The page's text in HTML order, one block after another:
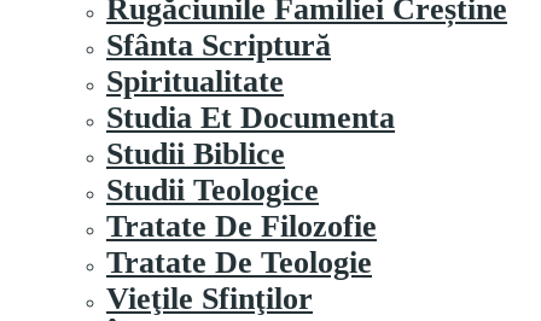
Rugăciunile Familiei Creștine
Sfânta Scriptură
Spiritualitate
Studia Et Documenta
Studii Biblice
Studii Teologice
Tratate De Filozofie
Tratate De Teologie
Vieţile Sfinţilor